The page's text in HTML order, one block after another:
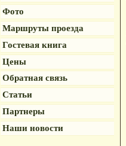
Фото
Маршруты проезда
Гостевая книга
Цены
Обратная связь
Статьи
Партнеры
Наши новости